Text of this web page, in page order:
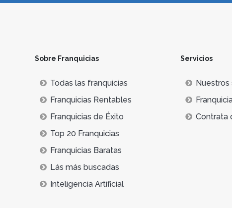
Sobre Franquicias
Todas las franquicias
Franquicias Rentables
Franquicias de Éxito
Top 20 Franquicias
Franquicias Baratas
Lás más buscadas
Inteligencia Artificial
Servicios
Nuestros
Contrata